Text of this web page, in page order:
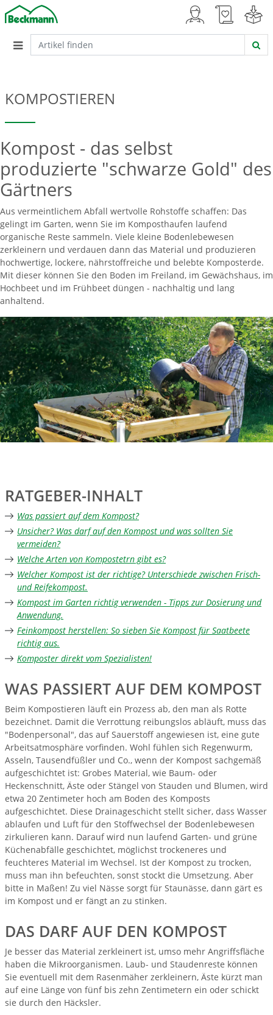
KOMPOSTIEREN
Kompost - das selbst
produzierte "schwarze Gold" des
Gärtners
Aus vermeintlichem Abfall wertvolle Rohstoffe schaffen: Das
gelingt im Garten, wenn Sie im Komposthaufen laufend
organische Reste sammeln. Viele kleine Bodenlebewesen
zerkleinern und verdauen dann das Material und produzieren
hochwertige, lockere, nährstoffreiche und belebte Komposterde.
Mit dieser können Sie den Boden im Freiland, im Gewächshaus, im
Hochbeet und im Frühbeet düngen - nachhaltig und lang
anhaltend.
RATGEBER-INHALT
Was passiert auf dem Kompost?
Unsicher? Was darf auf den Kompost und was sollten Sie
vermeiden?
Welche Arten von Kompostetrn gibt es?
Welcher Kompost ist der richtige? Unterschiede zwischen Frisch-
und Reifekompost.
Kompost im Garten richtig verwenden - Tipps zur Dosierung und
Anwendung.
Feinkompost herstellen: So sieben Sie Kompost für Saatbeete
richtig aus.
Komposter direkt vom Spezialisten!
WAS PASSIERT AUF DEM KOMPOST
Beim Kompostieren läuft ein Prozess ab, den man als Rotte
bezeichnet. Damit die Verrottung reibungslos abläuft, muss das
"Bodenpersonal", das auf Sauerstoff angewiesen ist, eine gute
Arbeitsatmosphäre vorfinden. Wohl fühlen sich Regenwurm,
Asseln, Tausendfüßler und Co., wenn der Kompost sachgemäß
aufgeschichtet ist: Grobes Material, wie Baum- oder
Heckenschnitt, Äste oder Stängel von Stauden und Blumen, wird
etwa 20 Zentimeter hoch am Boden des Komposts
aufgeschichtet. Diese Drainageschicht stellt sicher, dass Wasser
ablaufen und Luft für den Stoffwechsel der Bodenlebewesen
zirkulieren kann. Darauf wird nun laufend Garten- und grüne
Küchenabfälle geschichtet, möglichst trockeneres und
feuchteres Material im Wechsel. Ist der Kompost zu trocken,
muss man ihn befeuchten, sonst stockt die Umsetzung. Aber
bitte in Maßen! Zu viel Nässe sorgt für Staunässe, dann gärt es
im Kompost und er fängt an zu stinken.
DAS DARF AUF DEN KOMPOST
Je besser das Material zerkleinert ist, umso mehr Angriffsfläche
haben die Mikroorganismen. Laub- und Staudenreste können
Sie eventuell mit dem Rasenmäher zerkleinern, Äste kürzt man
auf eine Länge von fünf bis zehn Zentimetern ein oder schickt
sie durch den Häcksler.